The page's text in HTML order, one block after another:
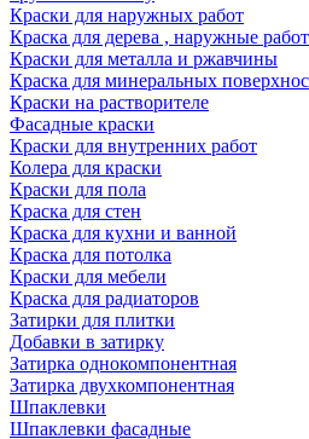
Краски для наружных работ
Краска для дерева , наружные
Краски для металла и ржавчины
Краска для минеральных
Краски на растворителе
Фасадные краски
Краски для внутренних работ
Колера для краски
Краски для пола
Краска для стен
Краска для кухни и ванной
Краска для потолка
Краски для мебели
Краска для радиаторов
Затирки для плитки
Добавки в затирку
Затирка однокомпонентная
Затирка двухкомпонентная
Шпаклевки
Шпаклевки фасадные